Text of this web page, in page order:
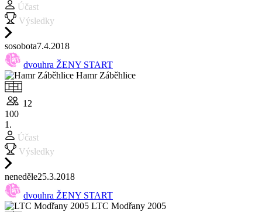
Účast
Výsledky
sosobota7.4.2018
dvouhra ŽENY START
Hamr Záběhlice
12
100
1.
Účast
Výsledky
neneděle25.3.2018
dvouhra ŽENY START
LTC Modřany 2005